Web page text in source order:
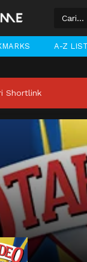
A-Z
Shortlink